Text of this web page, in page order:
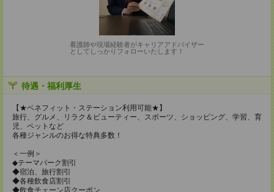
看護師や現場経験者がキャリアアドバイザー
としてしっかりフォローいたします！
待遇・福利厚生
【★ベネフィット・ステーション利用可能★】
旅行、グルメ、リラク＆ビューティー、スポーツ、ショッピング、学習、育
児、ペットなど
各種ジャンルのお得な特典多数！
＜一例＞
◆テーマパーク割引
◆宿泊、旅行割引
◆各種飲食店割引
◆飲食チェーン店クーポン